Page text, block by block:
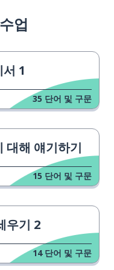
업
1
35 단어 및 구문
대해 얘기하기
15 단어 및 구문
우기 2
14 단어 및 구문